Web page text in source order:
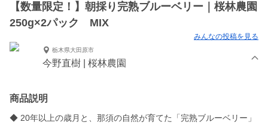
【数量限定！】朝採り完熟ブルーベリー｜桜林農園
250g×2パック MIX
みんなの投稿を見る
栃木県大田原市
今野直樹 | 桜林農園
商品説明
◆ 20年以上の歳月と、那須の自然が育てた「完熟ブルーベリー」